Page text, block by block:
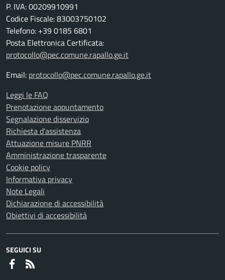
P. IVA: 00209910991
Codice Fiscale: 83003750102
Telefono: +39 0185 6801
Posta Elettronica Certificata:
protocollo@pec.comune.rapallo.ge.it
Email: protocollo@pec.comune.rapallo.ge.it
Leggi le FAQ
Prenotazione appuntamento
Segnalazione disservizio
Richiesta d'assistenza
Attuazione misure PNRR
Amministrazione trasparente
Cookie policy
Informativa privacy
Note Legali
Dichiarazione di accessibilità
Obiettivi di accessibilità
SEGUICI SU
Faceboook